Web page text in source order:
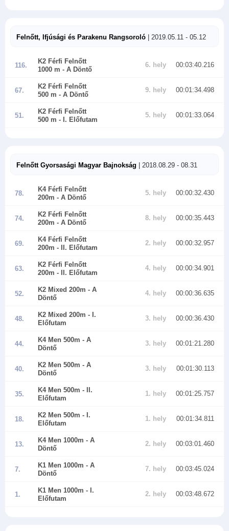
Felnőtt, Ifjúsági és Parakenu Rangsoroló | 2019.05.11 - 05.12
116.
K2 Férfi Felnőtt
1000 m - A Döntő
6. hely 00:03:40.216
67.
K2 Férfi Felnőtt
500 m - A Döntő
9. hely 00:01:34.498
51.
K2 Férfi Felnőtt
500 m - I. Előfutam
5. hely 00:01:33.064
Felnőtt Gyorsasági Magyar Bajnokság | 2018.08.29 - 08.31
78.
K4 Férfi Felnőtt
200m - A Döntő
5. hely 00:00:32.430
74.
K2 Férfi Felnőtt
200m - A Döntő
8. hely 00:00:35.443
69.
K4 Férfi Felnőtt
200m - II. Előfutam
2. hely 00:00:32.957
63.
K2 Férfi Felnőtt
200m - II. Előfutam
4. hely 00:00:34.901
52.
K2 Mixed 200m - A
Döntő
4. hely 00:00:36.635
48.
K2 Mixed 200m - I.
Előfutam
3. hely 00:00:36.430
44.
K4 Men 500m - A
Döntő
3. hely 00:01:21.280
40.
K2 Men 500m - A
Döntő
3. hely 00:01:30.113
35.
K4 Men 500m - II.
Előfutam
1. hely 00:01:25.757
18.
K2 Men 500m - I.
Előfutam
1. hely 00:01:34.811
13.
K4 Men 1000m - A
Döntő
2. hely 00:03:01.460
7.
K1 Men 1000m - A
Döntő
7. hely 00:03:45.024
1.
K1 Men 1000m - I.
Előfutam
2. hely 00:03:48.672